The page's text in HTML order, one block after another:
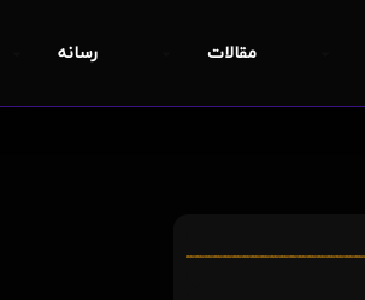
مقالات رسانه